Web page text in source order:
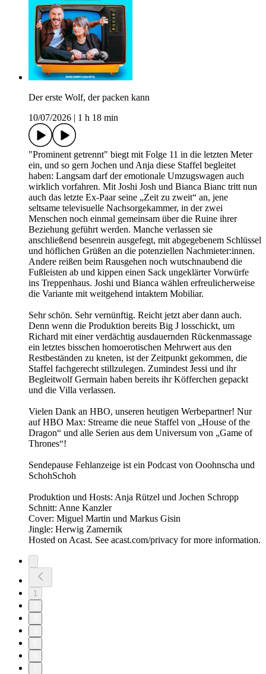
Der erste Wolf, der packen kann
10/07/2026
1 h 18 min
"Prominent getrennt" biegt mit Folge 11 in die letzten Meter
ein, und so gern Jochen und Anja diese Staffel begleitet
haben: Langsam darf der emotionale Umzugswagen auch
wirklich vorfahren. Mit Joshi Josh und Bianca Bianc tritt nun
auch das letzte Ex-Paar seine „Zeit zu zweit“ an, jene
seltsame televisuelle Nachsorgekammer, in der zwei
Menschen noch einmal gemeinsam über die Ruine ihrer
Beziehung geführt werden. Manche verlassen sie
anschließend besenrein ausgefegt, mit abgegebenem Schlüssel
und höflichen Grüßen an die potenziellen Nachmieter:innen.
Andere reißen beim Rausgehen noch wutschnaubend die
Fußleisten ab und kippen einen Sack ungeklärter Vorwürfe
ins Treppenhaus. Joshi und Bianca wählen erfreulicherweise
die Variante mit weitgehend intaktem Mobiliar.
Sehr schön. Sehr vernünftig. Reicht jetzt aber dann auch.
Denn wenn die Produktion bereits Big J losschickt, um
Richard mit einer verdächtig ausdauernden Rückenmassage
ein letztes bisschen homoerotischen Mehrwert aus den
Restbeständen zu kneten, ist der Zeitpunkt gekommen, die
Staffel fachgerecht stillzulegen. Zumindest Jessi und ihr
Begleitwolf Germain haben bereits ihr Köfferchen gepackt
und die Villa verlassen.
Vielen Dank an HBO, unseren heutigen Werbepartner! Nur
auf HBO Max: Streame die neue Staffel von „House of the
Dragon“ und alle Serien aus dem Universum von „Game of
Thrones“!
Sendepause Fehlanzeige ist ein Podcast von Ooohnscha und
SchohSchoh
Produktion und Hosts: Anja Rützel und Jochen Schropp
Schnitt: Anne Kanzler
Cover: Miguel Martin und Markus Gisin
Jingle: Herwig Zamernik
Hosted on Acast. See acast.com/privacy for more information.
1